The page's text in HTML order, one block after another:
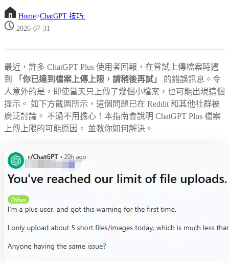
Home>ChatGPT 技巧:
2026-07-31
最近，許多 ChatGPT Plus 使用者回報，在嘗試上傳檔案時遇
到
「你已達到檔案上傳上限，請稍後再試」
的錯誤訊息。令
人意外的是，即使當天只上傳了幾個小檔案，也可能出現這個
提示。 如下方截圖所示，這個問題已在 Reddit 和其他社群被
廣泛討論。 不過不用擔心！本指南會說明 ChatGPT Plus 檔案
上傳上限的可能原因， 並教你如何解決。